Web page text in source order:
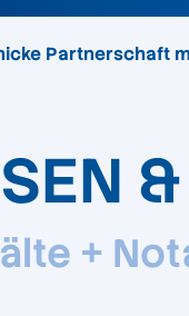
Partnerschaft
+